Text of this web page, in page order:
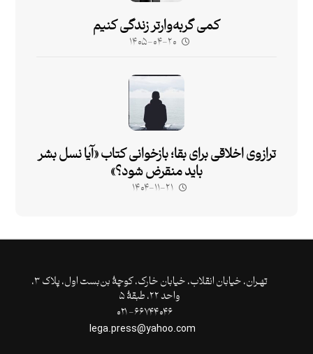
کمی گربه‌وارتر زندگی کنیم
۱۴۰۵-۰۴-۲۰
ترازوی اخلاقی برای بقا؛ بازخوانی کتاب «آیا نسل بشر
باید منقرض شود؟»
۱۴۰۴-۱۱-۲۱
تهـران،‌ خیابان انقلاب، خیابان خارک، کوچۀ بن‌بست اول، پلاک ۳،
واحد ۲۲، طبقۀ ۵